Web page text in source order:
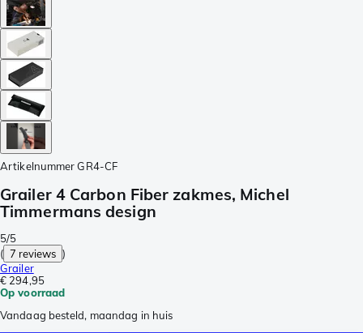
Artikelnummer GR4-CF
Grailer 4 Carbon Fiber zakmes, Michel
Timmermans design
5/5
( 7 reviews )
Grailer
€ 294,95
Op voorraad
Vandaag besteld, maandag in huis